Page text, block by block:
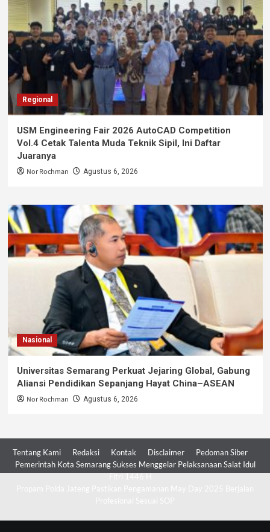
Regional
USM Engineering Fair 2026 AutoCAD Competition
Vol.4 Cetak Talenta Muda Teknik Sipil, Ini Daftar
Juaranya
Nor Rochman Agustus 6, 2026
Nasional
Universitas Semarang Perkuat Jejaring Global, Gabung
Aliansi Pendidikan Sepanjang Hayat China–ASEAN
Nor Rochman Agustus 6, 2026
Tentang Kami Redaksi Kontak Disclaimer
Pedoman Siber
Pemerintah Kota Semarang Sukses Menggelar Pelaksanaan Salat Idul